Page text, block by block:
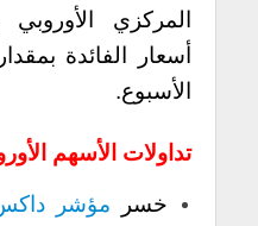
المركزي الأوروبي
الأسبوع.
تداولات الأسهم الأوروربية 16-
خسر مؤشر